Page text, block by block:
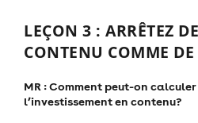
LEÇON 3 : ARRÊTEZ
CONTENU COMME
MR : Comment peut-on
l’investissement en contenu?